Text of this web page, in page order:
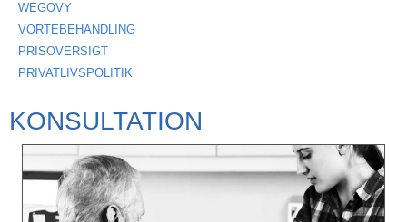
WEGOVY
VORTEBEHANDLING
PRISOVERSIGT
PRIVATLIVSPOLITIK
KONSULTATION